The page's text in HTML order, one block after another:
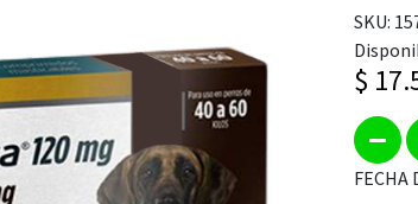
SKU:
$
FECHA